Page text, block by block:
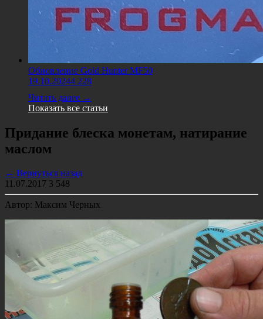
Обновление Gold Hunter MF50
19.10.20244 228
Читать далее →
Показать все статьи
Придание блеска монетам, натирание
маслом
← Вернуться назад
11.07.2017 3 548
Автор: Максим Черных